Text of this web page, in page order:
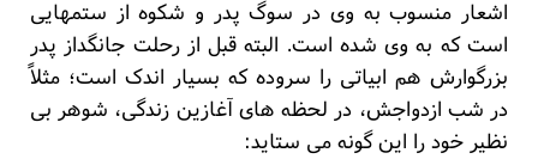
اشعار منسوب به وی در سوگ پدر و شکوه از ستمهایی
است که به وی شده است. البته قبل از رحلت جانگداز پدر
بزرگوارش هم ابیاتی را سروده که بسیار اندک است؛ مثلاً
در شب ازدواجش، در لحظه های آغازین زندگی، شوهر بی
نظیر خود را این گونه می ستاید: